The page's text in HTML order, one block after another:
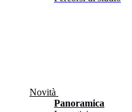
Novità
Panoramica